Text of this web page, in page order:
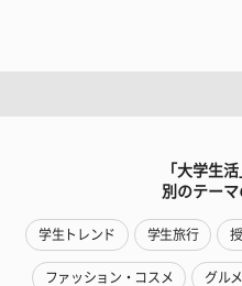
「大学生
別のテー
学生トレンド 学生旅行
ファッション・コスメ グルメ